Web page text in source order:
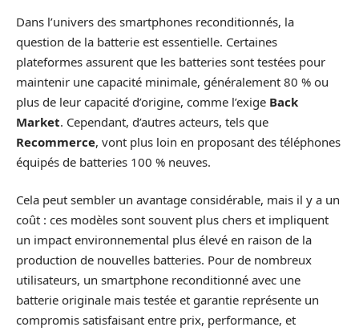
Dans l’univers des smartphones reconditionnés, la
question de la batterie est essentielle. Certaines
plateformes assurent que les batteries sont testées pour
maintenir une capacité minimale, généralement 80 % ou
plus de leur capacité d’origine, comme l’exige Back
Market. Cependant, d’autres acteurs, tels que
Recommerce, vont plus loin en proposant des téléphones
équipés de batteries 100 % neuves.
Cela peut sembler un avantage considérable, mais il y a un
coût : ces modèles sont souvent plus chers et impliquent
un impact environnemental plus élevé en raison de la
production de nouvelles batteries. Pour de nombreux
utilisateurs, un smartphone reconditionné avec une
batterie originale mais testée et garantie représente un
compromis satisfaisant entre prix, performance, et